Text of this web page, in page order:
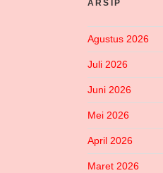
ARSIP
Agustus 2026
Juli 2026
Juni 2026
Mei 2026
April 2026
Maret 2026